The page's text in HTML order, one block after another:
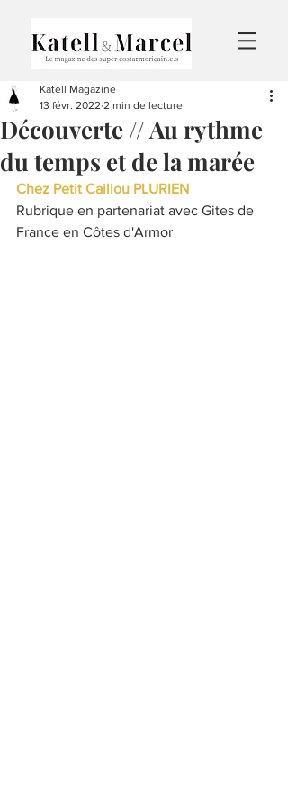
Découverte // Au rythme
du temps et de la marée
Katell Magazine
13 févr. 2022 2 min de lecture
Chez Petit Caillou PLURIEN
Rubrique en partenariat avec Gites de
France en Côtes d'Armor